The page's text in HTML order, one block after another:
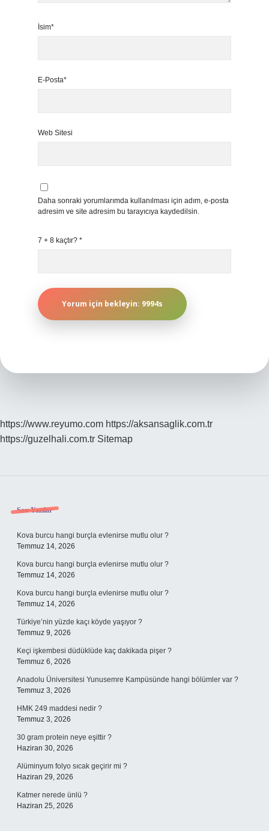
İsim*
E-Posta*
Web Sitesi
Daha sonraki yorumlarımda kullanılması için adım, e-posta
adresim ve site adresim bu tarayıcıya kaydedilsin.
7 + 8 kaçtır? *
https://www.reyumo.com https://aksansaglik.com.tr
https://guzelhali.com.tr Sitemap
Sidebar
Son Yazılar
Kova burcu hangi burçla evlenirse mutlu olur ?
Temmuz 14, 2026
Kova burcu hangi burçla evlenirse mutlu olur ?
Temmuz 14, 2026
Kova burcu hangi burçla evlenirse mutlu olur ?
Temmuz 14, 2026
Türkiye’nin yüzde kaçı köyde yaşıyor ?
Temmuz 9, 2026
Keçi işkembesi düdüklüde kaç dakikada pişer ?
Temmuz 6, 2026
Anadolu Üniversitesi Yunusemre Kampüsünde hangi bölümler var ?
Temmuz 3, 2026
HMK 249 maddesi nedir ?
Temmuz 3, 2026
30 gram protein neye eşittir ?
Haziran 30, 2026
Alüminyum folyo sıcak geçirir mi ?
Haziran 29, 2026
Katmer nerede ünlü ?
Haziran 25, 2026